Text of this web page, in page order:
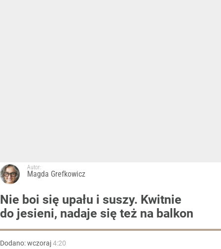
Autor:
Magda Grefkowicz
Nie boi się upału i suszy. Kwitnie
do jesieni, nadaje się też na balkon
Dodano:wczoraj4:20